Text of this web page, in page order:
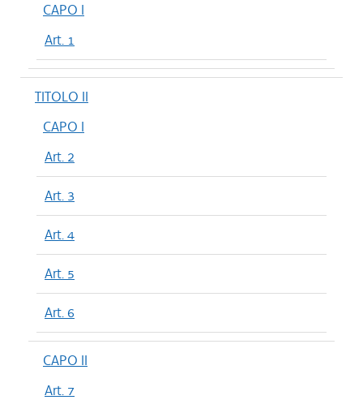
CAPO I
Art. 1
TITOLO II
CAPO I
Art. 2
Art. 3
Art. 4
Art. 5
Art. 6
CAPO II
Art. 7